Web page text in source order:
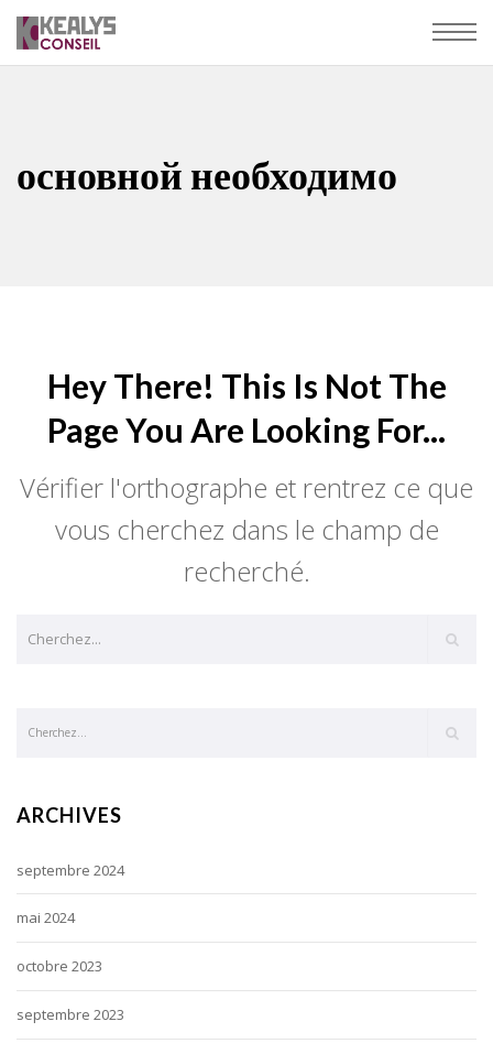
основной необходимо
Hey There! This Is Not The
Page You Are Looking For...
Vérifier l'orthographe et rentrez ce que
vous cherchez dans le champ de
recherché.
ARCHIVES
septembre 2024
mai 2024
octobre 2023
septembre 2023